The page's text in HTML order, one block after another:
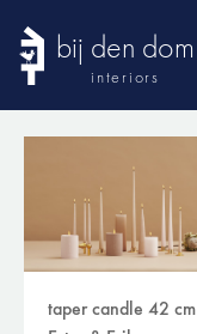
bij den dom
interiors
products
brands
advice
taper candle 42 cm